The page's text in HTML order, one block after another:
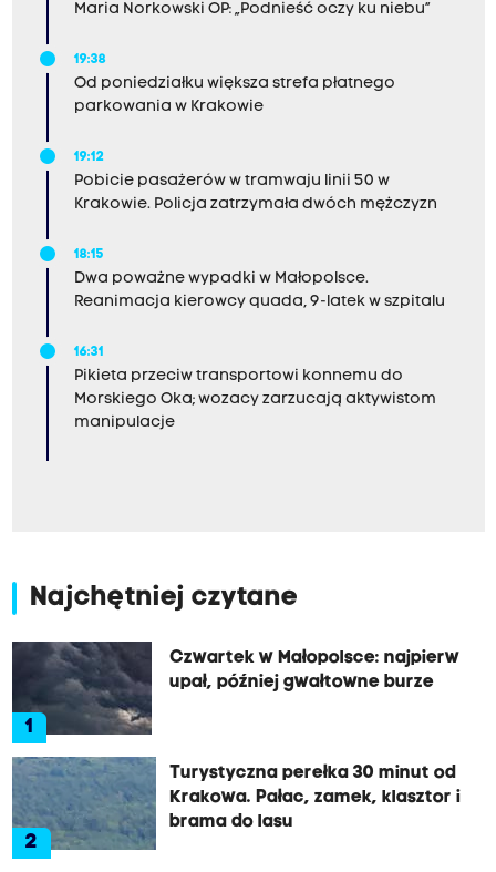
Maria Norkowski OP: „Podnieść oczy ku niebu”
19:38
Od poniedziałku większa strefa płatnego
parkowania w Krakowie
19:12
Pobicie pasażerów w tramwaju linii 50 w
Krakowie. Policja zatrzymała dwóch mężczyzn
18:15
Dwa poważne wypadki w Małopolsce.
Reanimacja kierowcy quada, 9-latek w szpitalu
16:31
Pikieta przeciw transportowi konnemu do
Morskiego Oka; wozacy zarzucają aktywistom
manipulacje
Najchętniej czytane
1
Czwartek w Małopolsce: najpierw
upał, później gwałtowne burze
2
Turystyczna perełka 30 minut od
Krakowa. Pałac, zamek, klasztor i
brama do lasu